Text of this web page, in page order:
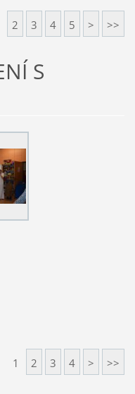
2 3 4 5 > >>
S
1 2 3 4 > >>